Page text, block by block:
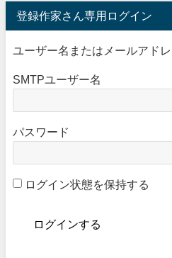
登録作家さん専用ログイン
ユーザー名またはメールアドレ
SMTPユーザー名
パスワード
ログイン状態を保持する